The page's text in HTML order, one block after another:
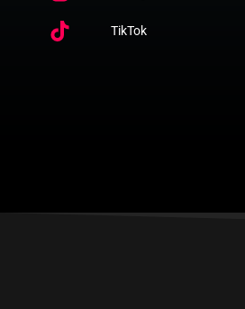
TikTok